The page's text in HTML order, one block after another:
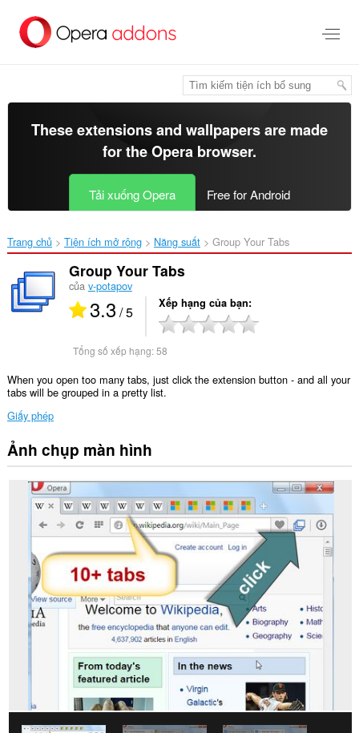
đến
These extensions and wallpapers are made
for theOpera browser.
Tải xuống Opera Free for Android
Trang chủ Tiện ích mở rộng Năng suất Group Your Tabs‎
Group Your Tabs
của v-potapov
3.3 / 5 Xếp hạng của bạn
Tổng số xếp hạng:58
When you open too many tabs, just click the extension button - and all your
tabs will be grouped in a pretty list.
Giấy phép
Tiện
ích
Ảnh chụp màn hình